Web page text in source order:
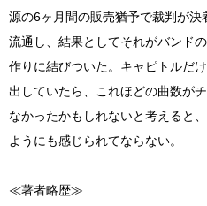
源の6ヶ月間の販売猶予で裁判が
流通し、結果としてそれがバンド
作りに結びついた。キャピトルだ
出していたら、これほどの曲数が
なかったかもしれないと考えると
ようにも感じられてならない。
≪著者略歴≫